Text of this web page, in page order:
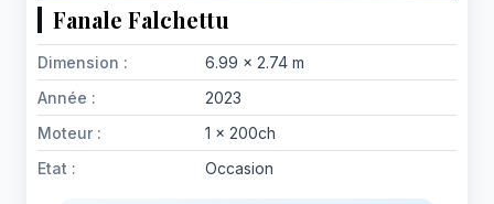
Fanale Falchettu
Dimension :
6.99 x 2.74 m
Année :
2023
Moteur :
1 x 200ch
Etat :
Occasion